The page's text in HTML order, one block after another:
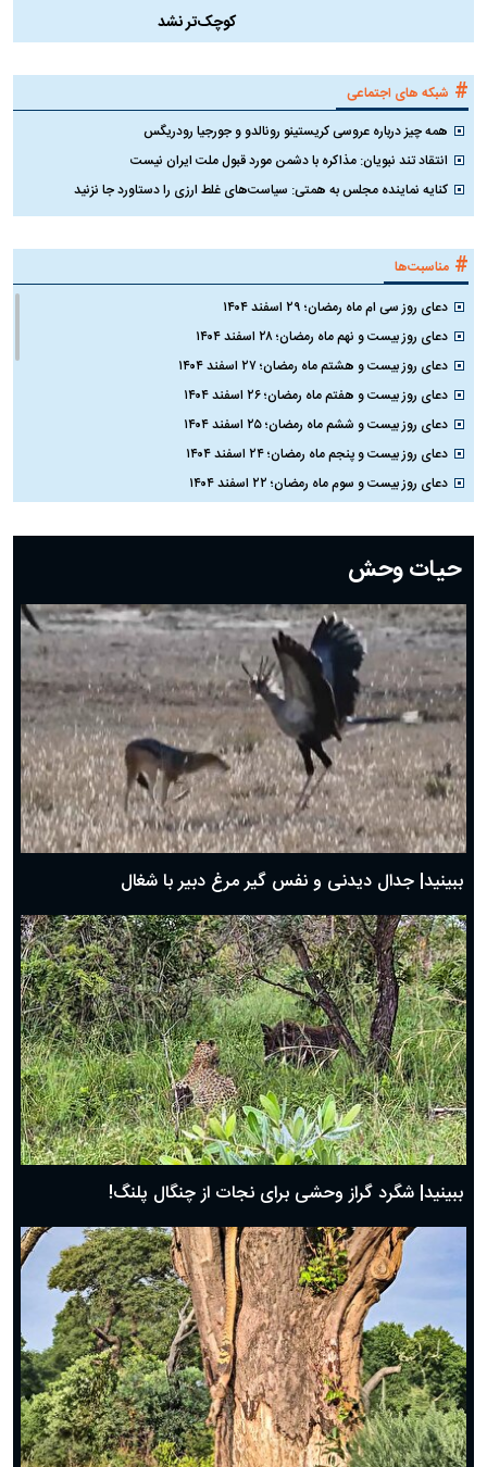
کوچک‌تر نشد
# شبکه های اجتماعی
همه چیز درباره عروسی کریستینو رونالدو و جورجیا رودریگس
انتقاد تند نبویان: مذاکره با دشمن مورد قبول ملت ایران نیست
کنایه نماینده مجلس به همتی: سیاست‌های غلط ارزی را دستاورد جا نزنید
# مناسبت‌ها
دعای روز سی ام ماه رمضان؛ ۲۹ اسفند ۱۴۰۴
دعای روز بیست و نهم ماه رمضان؛ ۲۸ اسفند ۱۴۰۴
دعای روز بیست و هشتم ماه رمضان؛ ۲۷ اسفند ۱۴۰۴
دعای روز بیست و هفتم ماه رمضان؛ ۲۶ اسفند ۱۴۰۴
دعای روز بیست و ششم ماه رمضان؛ ۲۵ اسفند ۱۴۰۴
دعای روز بیست و پنجم ماه رمضان؛ ۲۴ اسفند ۱۴۰۴
دعای روز بیست و سوم ماه رمضان؛ ۲۲ اسفند ۱۴۰۴
دعای روز بیستم ماه رمضان؛ ۱۹ اسفند ۱۴۰۴
دعای روز هشتم ماه مبارک رمضان؛ ۷ اسفند ماه ۱۴۰۴
دعای روز هفتم ماه رمضان؛ ۶ اسفند ۱۴۰۴
دعای روز ششم ماه رمضان؛ ۵ اسفند ۱۴۰۴
دعای روز پنجم ماه رمضان؛ ۴ اسفند ۱۴۰۴
دعای روز چهارم ماه مبارک رمضان؛ ۳ اسفند ۱۴۰۴
دعای روز سوم ماه مبارک رمضان؛ ۱۴ اسفند ۱۴۰۴
دعای روز دوم ماه مبارک رمضان ۱ اسفند ماه ۱۴۰۴
دعای روز اول ماه مبارک رمضان، ۳۰ بهمن ۱۴۰۴
حضرت زینب(س) چگونه از دنیا رفت؟
بهترین پیامک تبریک روز پدر ۱۴۰۴؛ جملات زیبا و صمیمانه
حیات وحش
ببینید| جدال دیدنی و نفس گیر مرغ دبیر با شغال
ببینید| شگرد گراز وحشی برای نجات از چنگال پلنگ!